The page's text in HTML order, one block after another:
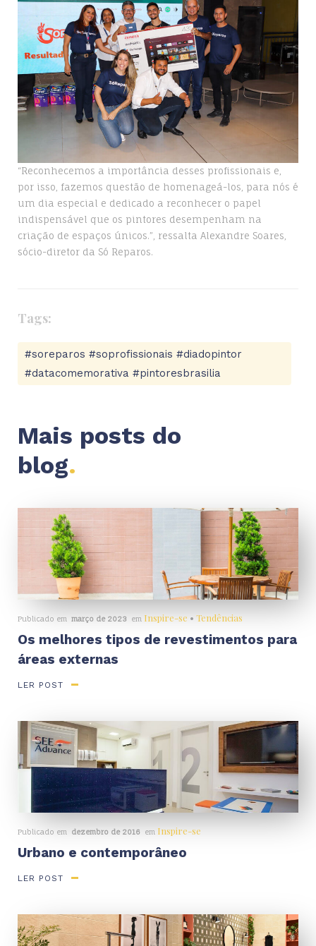
“Reconhecemos a importância desses profissionais e,
por isso, fazemos questão de homenageá-los, para nós é
um dia especial e dedicado a reconhecer o papel
indispensável que os pintores desempenham na
criação de espaços únicos.”, ressalta Alexandre Soares,
sócio-diretor da Só Reparos.
Tags:
#soreparos #soprofissionais #diadopintor
#datacomemorativa #pintoresbrasilia
Mais posts do
blog.
Publicado em março de 2023 em Inspire-se • Tendências
Os melhores tipos de revestimentos para
áreas externas
LER POST
Publicado em dezembro de 2016 em Inspire-se
Urbano e contemporâneo
LER POST